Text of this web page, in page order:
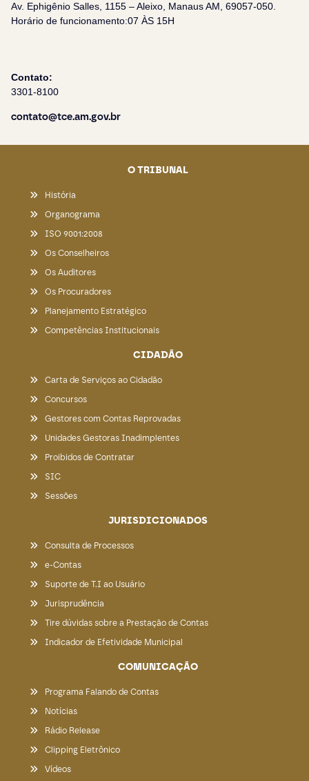
Av. Ephigênio Salles, 1155 – Aleixo, Manaus AM, 69057-050.
Horário de funcionamento:07 ÀS 15H
Contato:
3301-8100
contato@tce.am.gov.br
O TRIBUNAL
História
Organograma
ISO 9001:2008
Os Conselheiros
Os Auditores
Os Procuradores
Planejamento Estratégico
Competências Institucionais
CIDADÃO
Carta de Serviços ao Cidadão
Concursos
Gestores com Contas Reprovadas
Unidades Gestoras Inadimplentes
Proibidos de Contratar
SIC
Sessões
JURISDICIONADOS
Consulta de Processos
e-Contas
Suporte de T.I ao Usuário
Jurisprudência
Tire dúvidas sobre a Prestação de Contas
Indicador de Efetividade Municipal
COMUNICAÇÃO
Programa Falando de Contas
Notícias
Rádio Release
Clipping Eletrônico
Vídeos